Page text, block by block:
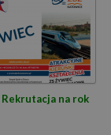
Rekrutacja na rok